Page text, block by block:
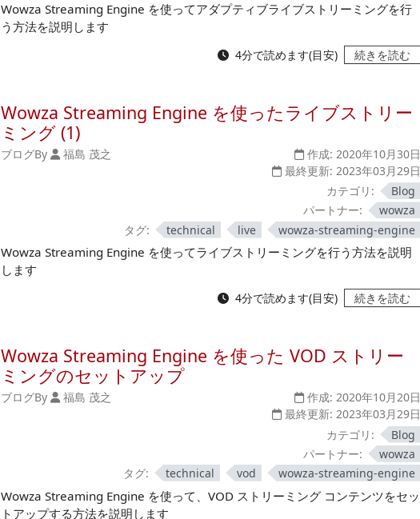
Wowza Streaming Engine を使ってアダプティブライブストリーミングを行
う方法を説明します
4分で読めます(目安) 続きを読む
Wowza Streaming Engine を使ったライブストリー
ミング (1)
ブログBy 福島 茂之 作成:2020年10月30日
最終更新:2023年03月29日
カテゴリ:
Blog
パートナー:
wowza
タグ:
technical live wowza-streaming-engine
Wowza Streaming Engine を使ってライブストリーミングを行う方法を説明
します
4分で読めます(目安) 続きを読む
Wowza Streaming Engine を使った VOD ストリー
ミングのセットアップ
ブログBy 福島 茂之 作成:2020年10月20日
最終更新:2023年03月29日
カテゴリ:
Blog
パートナー:
wowza
タグ:
technical vod wowza-streaming-engine
Wowza Streaming Engine を使って、VOD ストリーミング コンテンツをセッ
トアップする方法を説明します